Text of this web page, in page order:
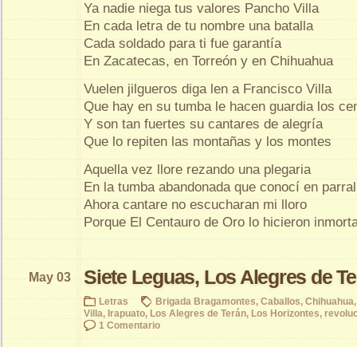
Ya nadie niega tus valores Pancho Villa
En cada letra de tu nombre una batalla
Cada soldado para ti fue garantía
En Zacatecas, en Torreón y en Chihuahua
Vuelen jilgueros diga len a Francisco Villa
Que hay en su tumba le hacen guardia los
Y son tan fuertes su cantares de alegría
Que lo repiten las montañas y los montes
Aquella vez llore rezando una plegaria
En la tumba abandonada que conocí en parral
Ahora cantare no escucharan mi lloro
Porque El Centauro de Oro lo hicieron
Siete Leguas, Los Alegres de
May 03
Letras Brigada Bragamontes, Caballos, Chihuahua
Villa, Irapuato, Los Alegres de Terán, Los Horizontes,
1 Comentario